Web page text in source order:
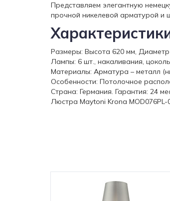
Представляем элегантную
прочной никелевой арматурой и
Размеры: Высота 620 мм,
Лампы: 6 шт., накаливания,
Материалы: Арматура – металл
Особенности: Потолочное
Страна: Германия. Гарантия: 24
Люстра Maytoni Krona